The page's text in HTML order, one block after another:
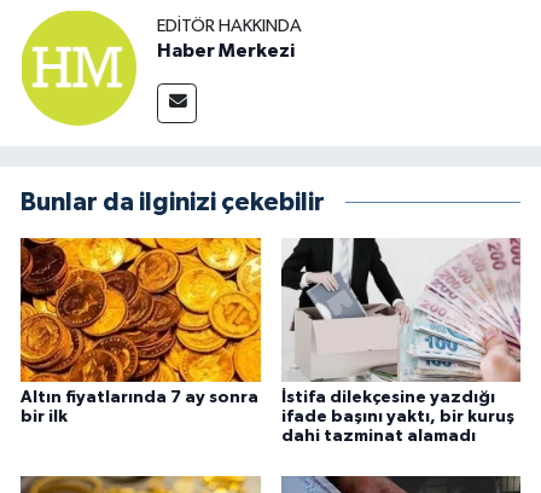
EDITÖR HAKKINDA
Haber Merkezi
Bunlar da ilginizi çekebilir
Altın fiyatlarında 7 ay sonra
bir ilk
İstifa dilekçesine yazdığı
ifade başını yaktı, bir kuruş
dahi tazminat alamadı